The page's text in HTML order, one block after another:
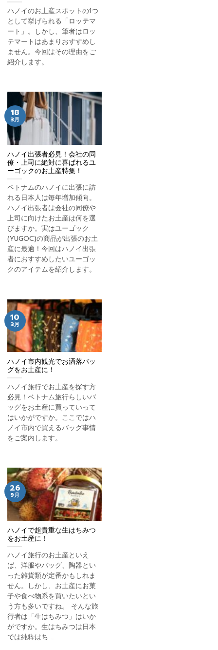
ハノイのお土産スポットの1つ
として挙げられる「ロッテマ
ート」。しかし、筆者はロッ
テマートはあまりおすすめし
ません。今回はその理由をご
紹介します。
ハノイ出張者必見！会社の同
僚・上司に絶対に喜ばれるユ
ーゴックのお土産特集！
ベトナムのハノイに出張に訪
れる日本人は毎年増加傾向。
ハノイ出張者は会社の同僚や
上司に向けたお土産は何を選
びますか。実はユーゴック
(YUGOC)の商品が出張のお土
産に最適！今回はハノイ出張
者におすすめしたいユーゴッ
クのアイテムを紹介します。
18
3月
ハノイ市内観光でお洒落バッ
グをお土産に！
ハノイ旅行でお土産を探す方
必見！ベトナム旅行らしいバ
ッグをお土産に買っていって
はいかがですか。ここではハ
ノイ市内で買えるバッグ事情
をご案内します。
10
3月
ハノイで超貴重な生はちみつ
をお土産に！
ハノイ旅行のお土産といえ
ば、洋服やバッグ、陶器とい
った雑貨類が定番かもしれま
せん。しかし、お土産にお菓
子や食べ物系を買いたいとい
う方も多いですね。 そんな旅
行者は「生はちみつ」はいか
がですか。生はちみつは日本
では純粋はち …
26
9月